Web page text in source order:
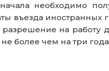
необходимо
въезда иностранных
на
более чем на три